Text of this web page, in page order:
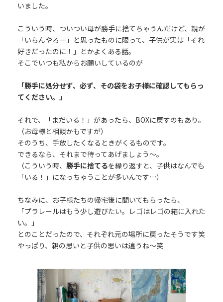
いました。
こういう時、ついつい母が勝手に捨てちゃうんだけど、親が
「いらんやろー」と思ったものに限って、子供が実は「それ
好きだったのに！」とかよくある話。
そこでいつも私からお願いしているのが
「勝手に処分せず、必ず、その袋をお子様に確認してもらっ
てください。」
それで、「まだいる！」があったら、BOXに戻すのもあり。
（お母様と相談かもですが）
そのうち、手放したくなるときがくるものです。
できるなら、それまで待ってあげましょう～。
（こういう時、 勝手に捨てるを繰り返すと、子供はなんでも
「いる！」になっちゃうことが多いんです…）
ちなみに、お子様たちの帰宅後に聞いてもらったら、
「プラレールはもう少し遊びたい。レゴはレゴの箱に入れた
い。」
とのことだったので、それぞれ元の場所に戻ったそうです笑
やっぱり、親の思いと子供の思いは違うね～笑